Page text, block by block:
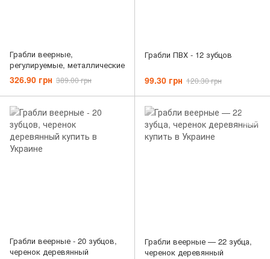
Грабли веерные,
регулируемые, металлические
326.90 грн 389.00 грн
Грабли ПВХ - 12 зубцов
99.30 грн 120.30 грн
Грабли веерные - 20 зубцов,
черенок деревянный
Грабли веерные — 22 зубца,
черенок деревянный